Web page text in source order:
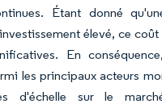
Étant donné
élevé, ce
En
les principaux acteurs
d'échelle sur le